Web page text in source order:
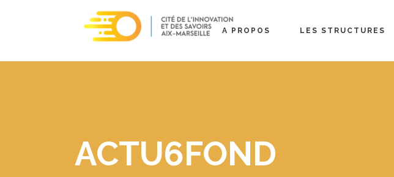
A PROPOS LES STRUCTURES
ACTU6FOND